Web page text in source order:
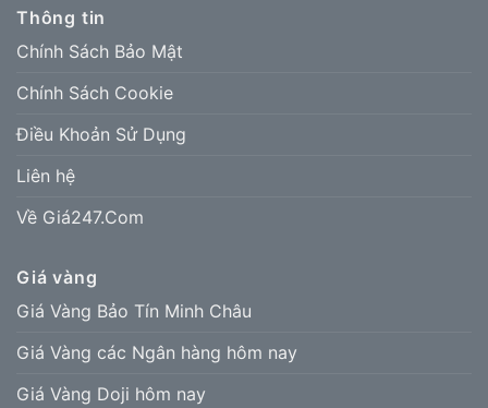
Thông tin
Chính Sách Bảo Mật
Chính Sách Cookie
Điều Khoản Sử Dụng
Liên hệ
Về Giá247.Com
Giá vàng
Giá Vàng Bảo Tín Minh Châu
Giá Vàng các Ngân hàng hôm nay
Giá Vàng Doji hôm nay